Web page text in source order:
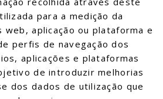
para a medição da
aplicação ou plataforma e
perfis de navegação dos
aplicações e plataformas
de introduzir melhorias
dos dados de utilização que